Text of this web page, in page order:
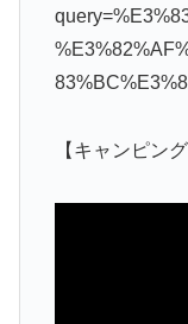
【キャンピン